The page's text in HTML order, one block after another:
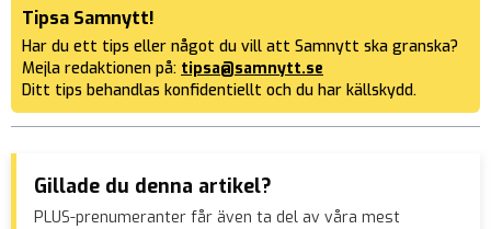
Tipsa Samnytt!
Har du ett tips eller något du vill att Samnytt ska granska?
Mejla redaktionen på: tipsa@samnytt.se
Ditt tips behandlas konfidentiellt och du har källskydd.
Gillade du denna artikel?
PLUS-prenumeranter får även ta del av våra mest